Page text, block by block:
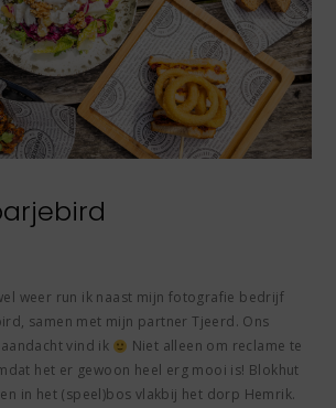
weer run ik naast mijn fotografie bedrijf
samen met mijn partner Tjeerd. Ons
vind ik
Niet alleen om reclame te
het er gewoon heel erg mooi is! Blokhut
in het (speel)bos vlakbij het dorp Hemrik.